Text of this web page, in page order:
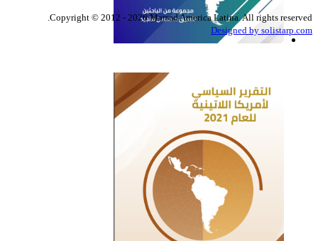
Copyright © 2012 - 2026 Marsad America Latina. All rights reserved.
Designed by solistarp.com